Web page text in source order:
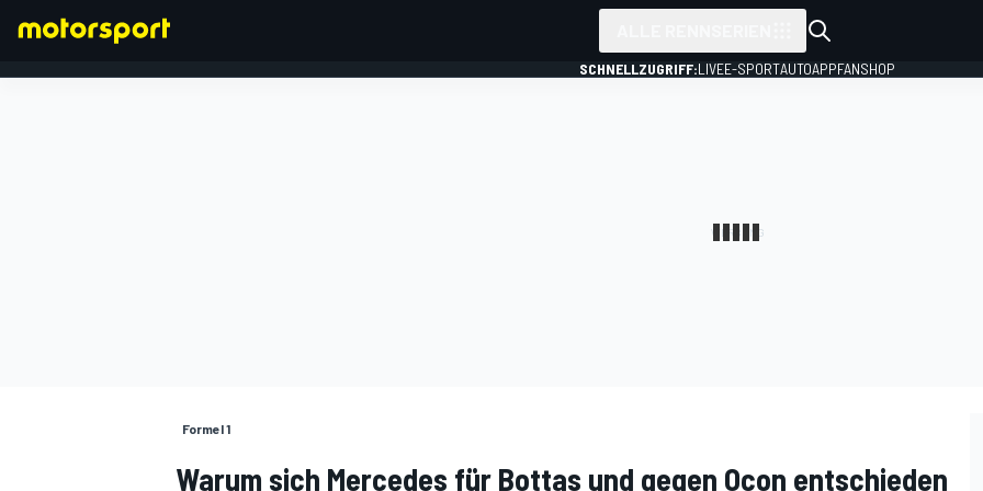
SCHNELLZUGRIFF:LIVEE-SPORTAUTOAPPFANSHOP
Formel 1
Warum sich Mercedes für Bottas und gegen Ocon entschieden